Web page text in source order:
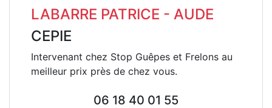
LABARRE PATRICE - AUDE
CEPIE
Intervenant chez Stop Guêpes et Frelons au
meilleur prix près de chez vous.
06 18 40 01 55